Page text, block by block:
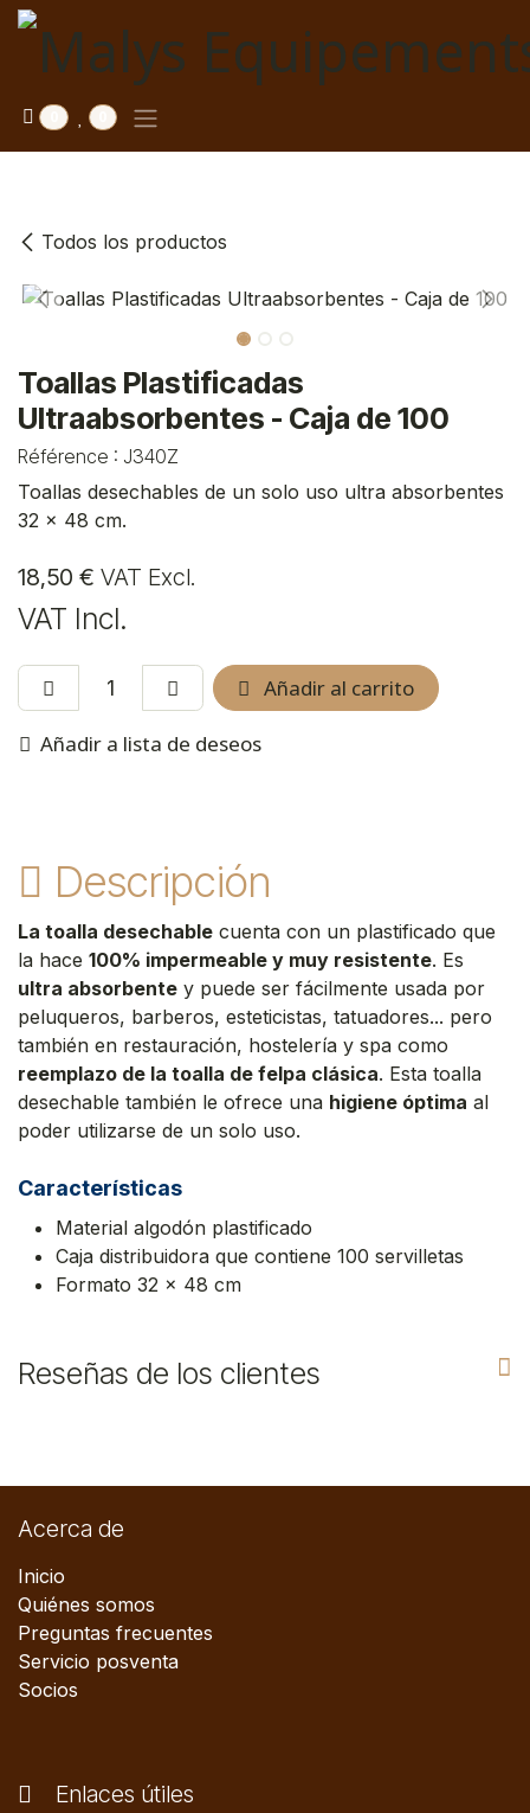
Saltar al contenido
Todos los productos
Toallas Plastificadas
Ultraabsorbentes - Caja de 100
Référence : J340Z
Toallas desechables de un solo uso ultra absorbentes
32 x 48 cm.
18,50 € VAT Excl.
VAT Incl.
Añadir al carrito
Añadir a lista de deseos
Descripción
La toalla desechable cuenta con un plastificado que
la hace 100% impermeable y muy resistente. Es
ultra absorbente y puede ser fácilmente usada por
peluqueros, barberos, esteticistas, tatuadores... pero
también en restauración, hostelería y spa como
reemplazo de la toalla de felpa clásica. Esta toalla
desechable también le ofrece una higiene óptima al
poder utilizarse de un solo uso.
Características
Material algodón plastificado
Caja distribuidora que contiene 100 servilletas
Formato 32 x 48 cm
Reseñas de los clientes
Acerca de
Inicio
Quiénes somos
Preguntas frecuentes
Servicio posventa
Socios
Enlaces útiles